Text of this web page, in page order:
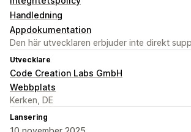
Handledning
Appdokumentation
Den här utvecklaren erbjuder inte direkt
Utvecklare
Code Creation Labs GmbH
Webbplats
Kerken, DE
Lansering